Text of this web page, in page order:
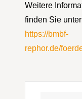
Weitere
finden Sie
https://bmbf-
rephor.de/